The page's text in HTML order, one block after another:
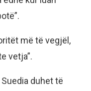
më të vegjël,
vetja”.
duhet të